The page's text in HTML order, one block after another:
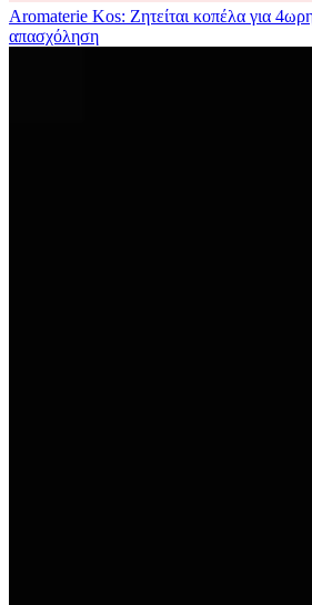
Aromaterie Kos: Ζητείται κοπέλα για
απασχόληση